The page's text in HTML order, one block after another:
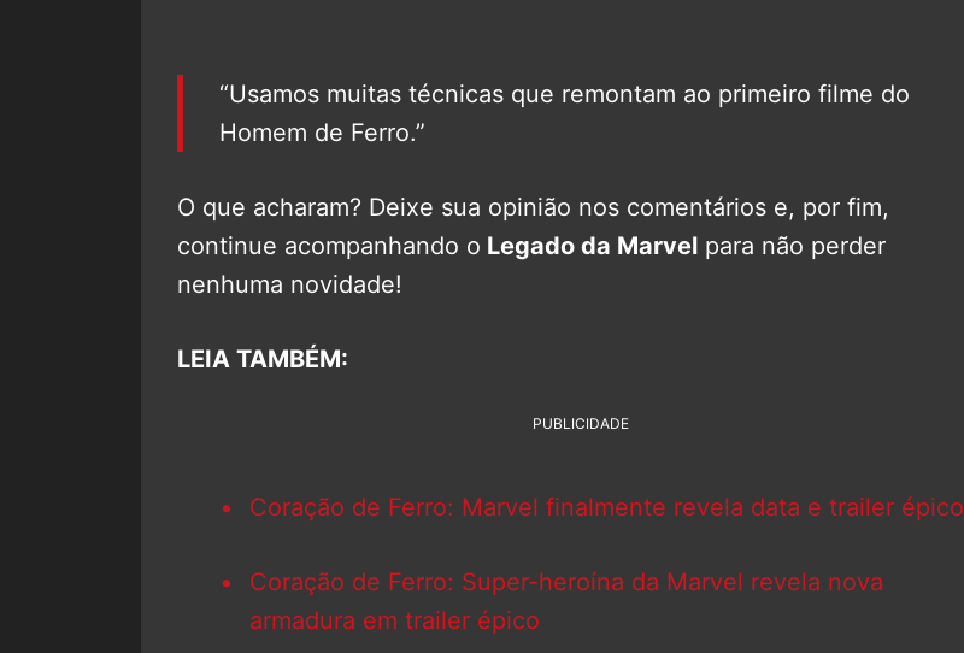
“Usamos muitas técnicas que remontam ao primeiro filme do
Homem de Ferro.”
O que acharam? Deixe sua opinião nos comentários e, por fim,
continue acompanhando o Legado da Marvel para não perder
nenhuma novidade!
LEIA TAMBÉM:
PUBLICIDADE
Coração de Ferro: Marvel finalmente revela data e trailer épico
Coração de Ferro: Super-heroína da Marvel revela nova
armadura em trailer épico